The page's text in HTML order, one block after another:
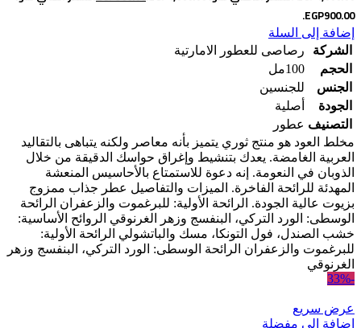
EGP900.00.
إضافة إلى السلة
الشركة
رصاصى للعطور الامارتية
الحجم
100مل
الجنس
للجنسين
الجودة
أصلية
التصنيف عطور
مخلط العود هو منتج ثوري يتميز بأنه معاصر ولكنه يتباهى بالتقاليد
العربية الغامضة. يعدك بتنشيط وإغراق حواسك الدقيقة من خلال
الذوبان في النعومة. إنه دعوة للاستمتاع بالأحاسيس المنعشة
المهدئة للرائحة الفاخرة. الميزات والتفاصيل عطر جذاب ممزوج
بزيوت عالية الجودة. الرائحة الأولية: للبرغموت والزعفران الرائحة
الوسطى: الورد التركي، البنفسج وزهر الغرنوقي الروائح الأساسية:
خشب الصندل، فول التونكا، مسك والباتشولي الرائحة الأولية:
للبرغموت والزعفران الرائحة الوسطى: الورد التركي، البنفسج وزهر
الغرنوقي
-33%
عرض سريع
إضافة إلى مفضلة